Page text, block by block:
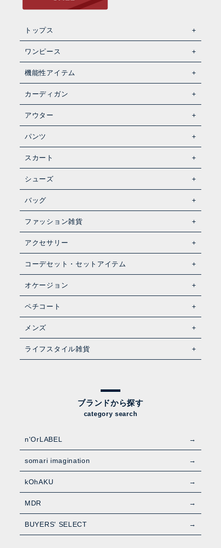
トップス
ワンピース
機能性アイテム
カーディガン
アウター
パンツ
スカート
シューズ
バッグ
ファッション雑貨
アクセサリー
コーデセット・セットアイテム
オケージョン
ペチコート
メンズ
ライフスタイル雑貨
ブランドから探す
category search
n'OrLABEL
somari imagination
kOhAKU
MDR
BUYERS' SELECT